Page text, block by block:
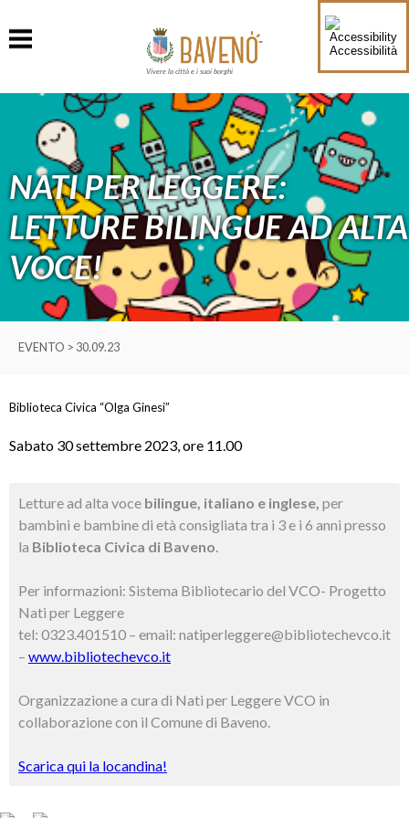
Accessibilità
Vivere la città e i suoi borghi
NATI PER LEGGERE:
LETTURE BILINGUE AD ALTA
VOCE!
EVENTO > 30.09.23
Biblioteca Civica “Olga Ginesi”
Sabato 30 settembre 2023, ore 11.00
Letture ad alta voce bilingue, italiano e inglese, per
bambini e bambine di età consigliata tra i 3 e i 6 anni presso
la Biblioteca Civica di Baveno.
Per informazioni: Sistema Bibliotecario del VCO- Progetto
Nati per Leggere
tel: 0323.401510 – email: natiperleggere@bibliotechevco.it
– www.bibliotechevco.it
Organizzazione a cura di Nati per Leggere VCO in
collaborazione con il Comune di Baveno.
Scarica qui la locandina!